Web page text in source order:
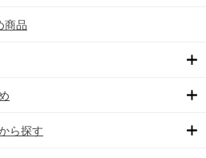
商品
ら探す